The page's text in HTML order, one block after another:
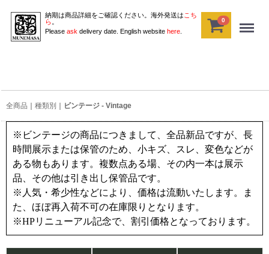
納期は商品詳細をご確認ください。海外発送は こち
ら 。
Please ask delivery date. English website here
0 Menu
全商品 種類別 ビンテージ - Vintage
※ビンテージの商品につきまして、全品新品ですが、長
時間展示または保管のため、小キズ、スレ、変色などが
ある物もあります。複数点ある場、その内一本は展示
品、その他は引き出し保管品です。
※人気・希少性などにより、価格は流動いたします。ま
た、ほぼ再入荷不可の在庫限りとなります。
※HPリニューアル記念で、割引価格となっております。